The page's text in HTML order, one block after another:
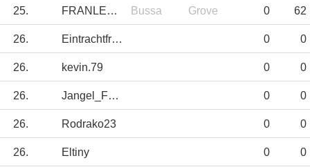
25. FRANLEGIDOS Bussa Grove 0 62
26. Eintrachtfrankf 0 0
26. kevin.79 0 0
26. Jangel_Fdez 0 0
26. Rodrako23 0 0
26. Eltiny 0 0